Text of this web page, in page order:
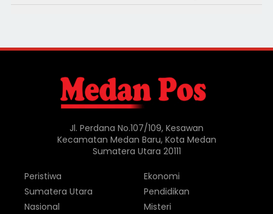
Jl. Perdana No.107/109, Kesawan
Kecamatan Medan Baru, Kota Medan
Sumatera Utara 20111
Peristiwa
Sumatera Utara
Nasional
Ekonomi
Pendidikan
Misteri